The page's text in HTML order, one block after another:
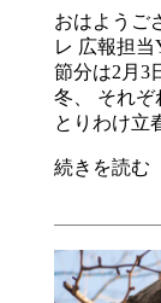
おはようご
レ 広報担
節分は2月3
冬、 それぞ
とりわけ立
続きを読む